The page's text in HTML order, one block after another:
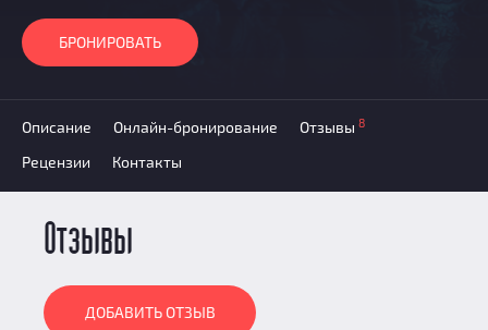
БРОНИРОВАТЬ
Описание Онлайн-бронирование Отзывы 8
Рецензии Контакты
Отзывы
ДОБАВИТЬ ОТЗЫВ